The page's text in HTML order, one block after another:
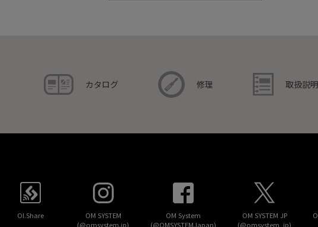
カタログ 修理 取扱説
OI.Share
OM SYSTEM
(@omsystem.jp)
OM System
(@OMSYSTEMJapan)
OM SYSTEM JP
(@omsystem_jp)